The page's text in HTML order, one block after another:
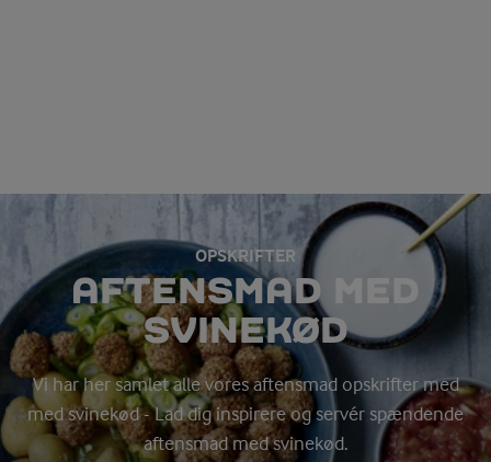
OPSKRIFTER
AFTENSMAD MED
SVINEKØD
Vi har her samlet alle vores aftensmad opskrifter med
med svinekød - Lad dig inspirere og servér spændende
aftensmad med svinekød.